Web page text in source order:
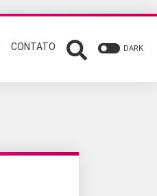
CONTATO DARK